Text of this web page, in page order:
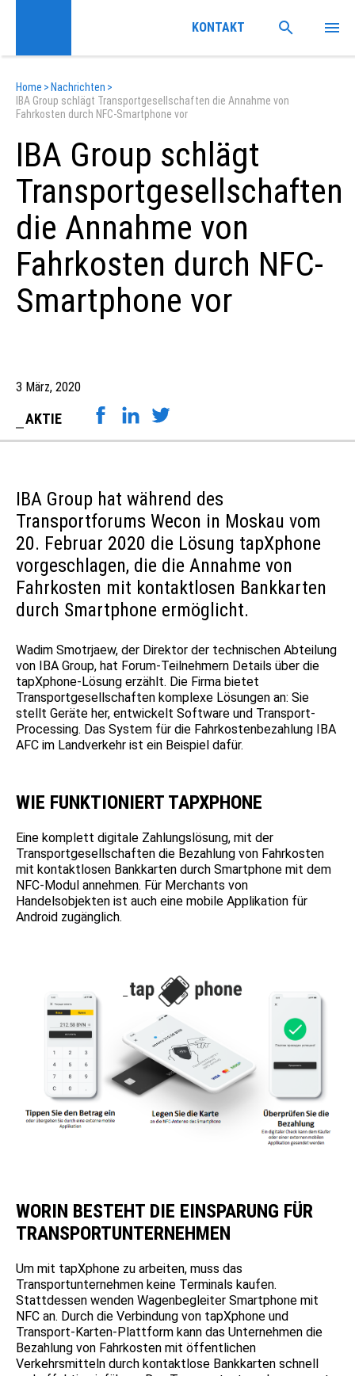
Home > Nachrichten >
IBA Group schlägt Transportgesellschaften die Annahme von
Fahrkosten durch NFC-Smartphone vor
IBA Group schlägt
Transportgesellschaften
die Annahme von
Fahrkosten durch NFC-
Smartphone vor
3 März, 2020
AKTIE
IBA Group hat während des
Transportforums Wecon in Moskau vom
20. Februar 2020 die Lösung tapXphone
vorgeschlagen, die die Annahme von
Fahrkosten mit kontaktlosen Bankkarten
durch Smartphone ermöglicht.
Wadim Smotrjaew, der Direktor der technischen Abteilung
von IBA Group, hat Forum-Teilnehmern Details über die
tapXphone-Lösung erzählt. Die Firma bietet
Transportgesellschaften komplexe Lösungen an: Sie
stellt Geräte her, entwickelt Software und Transport-
Processing. Das System für die Fahrkostenbezahlung IBA
AFC im Landverkehr ist ein Beispiel dafür.
WIE FUNKTIONIERT TAPXPHONE
Eine komplett digitale Zahlungslösung, mit der
Transportgesellschaften die Bezahlung von Fahrkosten
mit kontaktlosen Bankkarten durch Smartphone mit dem
NFC-Modul annehmen. Für Merchants von
Handelsobjekten ist auch eine mobile Applikation für
Android zugänglich.
WORIN BESTEHT DIE EINSPARUNG FÜR
TRANSPORTUNTERNEHMEN
Um mit tapXphone zu arbeiten, muss das
Transportunternehmen keine Terminals kaufen.
Stattdessen wenden Wagenbegleiter Smartphone mit
NFC an. Durch die Verbindung von tapXphone und
Transport-Karten-Plattform kann das Unternehmen die
Bezahlung von Fahrkosten mit öffentlichen
Verkehrsmitteln durch kontaktlose Bankkarten schnell
KONTAKT